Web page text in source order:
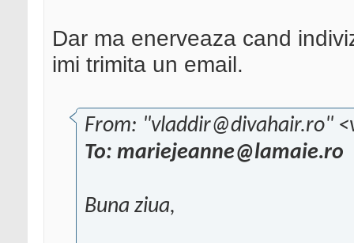
Dar ma enerveaza cand
imi trimita un email.
From: "vladdir@divahair.ro"
To: mariejeanne@lamaie.ro
Buna ziua,